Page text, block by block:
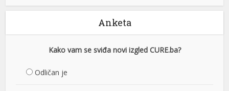
Anketa
Kako vam se sviđa novi izgled CURE.ba?
Odličan je